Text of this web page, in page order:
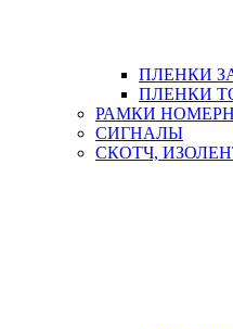
ПЛЕНКИ
ПЛЕНКИ
РАМКИ
СИГНАЛЫ
СКОТЧ,